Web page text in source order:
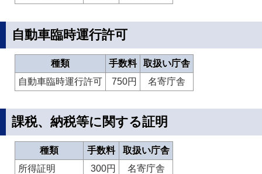
自動車臨時運行許可
種類 手数料
取扱い庁舎
自動車臨時運行許可
750円 名寄庁舎
課税、納税等に関する証明
種類 手数料
取扱い庁舎
所得証明
300円
名寄庁舎